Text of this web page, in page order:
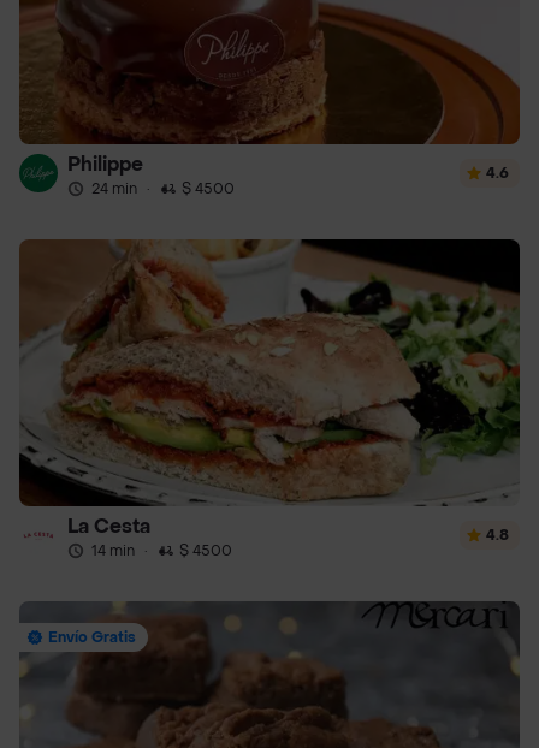
Philippe
24 min · $ 4500
4.6
La Cesta
14 min · $ 4500
4.8
Envío Gratis